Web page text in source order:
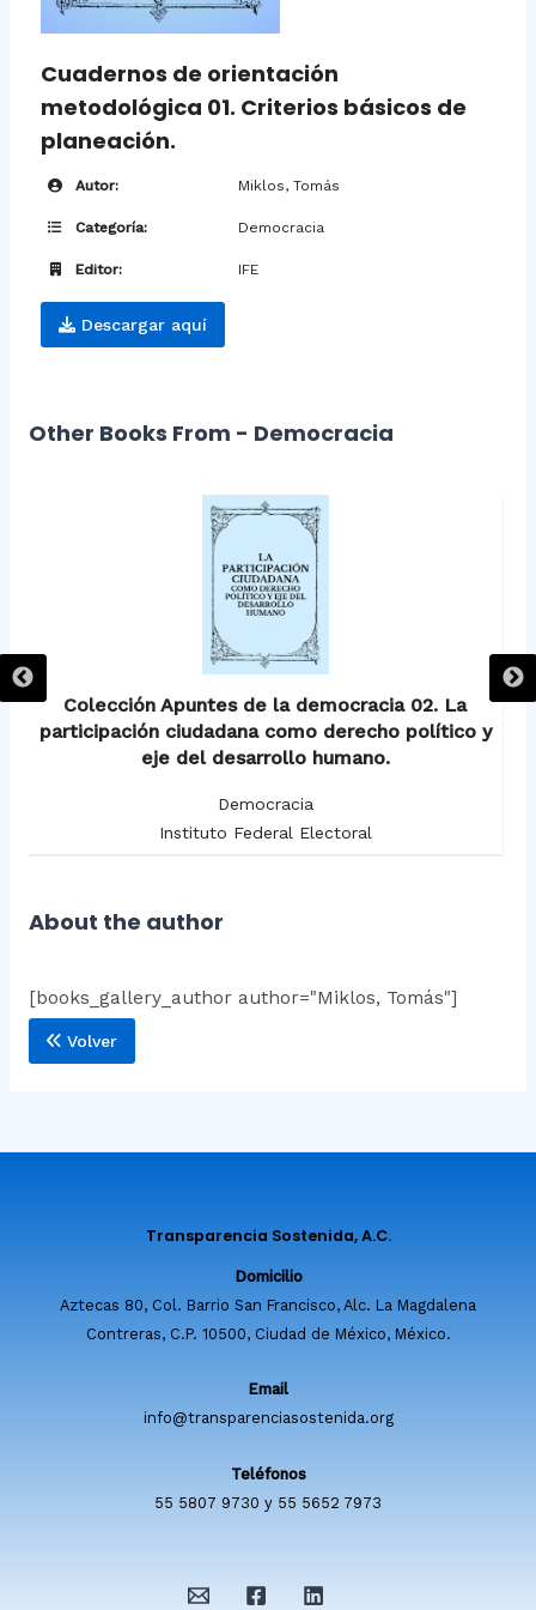
Cuadernos de orientación
metodológica 01. Criterios básicos de
planeación.
Autor: Miklos, Tomás
Categoría: Democracia
Editor: IFE
Descargar aquí
Other Books From - Democracia
Colección Apuntes de la democracia 02. La
participación ciudadana como derecho político y
eje del desarrollo humano.
Democracia
Instituto Federal Electoral
About the author
[books_gallery_author author="Miklos, Tomás"]
Volver
Transparencia Sostenida, A.C.
Domicilio
Aztecas 80, Col. Barrio San Francisco, Alc. La Magdalena
Contreras, C.P. 10500, Ciudad de México, México.
Email
info@transparenciasostenida.org
Teléfonos
55 5807 9730 y 55 5652 7973